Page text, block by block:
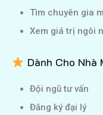
Tìm chuyên gia
Xem giá trị ngôi
Dành Cho Nhà
Đội ngũ tư vấn
Đăng ký đại lý